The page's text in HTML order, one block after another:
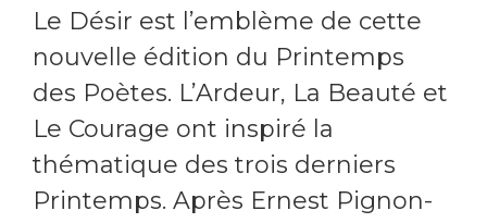
Le Désir est l’emblème de cette
nouvelle édition du Printemps
des Poètes. L’Ardeur, La Beauté et
Le Courage ont inspiré la
thématique des trois derniers
Printemps. Après Ernest Pignon-